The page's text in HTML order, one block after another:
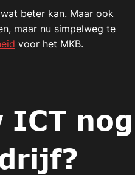
beter kan. Maar ook
maar nu simpelweg te
voor het MKB.
nog